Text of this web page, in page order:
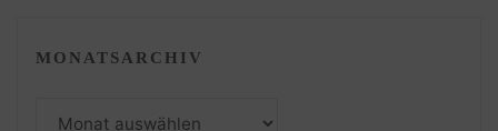
MONATSARCHIV